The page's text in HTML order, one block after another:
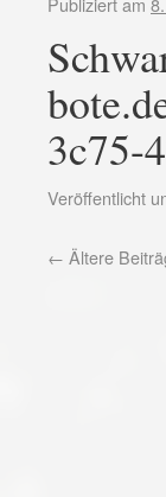
3c75-
Veröffentlicht
← Ältere